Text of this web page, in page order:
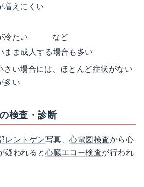
増えにくい
冷たい など
まま成人する場合も多い
さい場合には、ほとんど症状がない
多い
検査・診断
レントゲン写真、心電図検査から心
疑われると 心臓エコー検査が行われ